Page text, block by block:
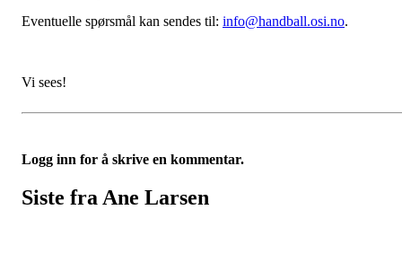
Eventuelle spørsmål kan sendes til: info@handball.osi.no.
Vi sees!
Logg inn for å skrive en kommentar.
Siste fra Ane Larsen